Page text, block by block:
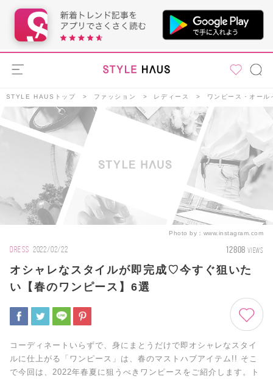
STYLE HAUSトップ ファッション レディース ワンピース・オール
Photo by： www.instagram.com
DRESS 2022/02/22 12808 VIEWS
オシャレなスタイルが即完成♡今すぐ狙いた
い【春のワンピース】6選
コーディネートいらずで、身にまとうだけで即オシャレなスタイ
ルに仕上がる「ワンピース」は、春のマストハブアイテム!! そこ
で今回は、2022年春夏に狙うべきワンピースをご紹介します。ト